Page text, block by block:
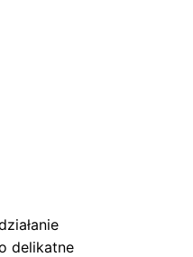
delikatne